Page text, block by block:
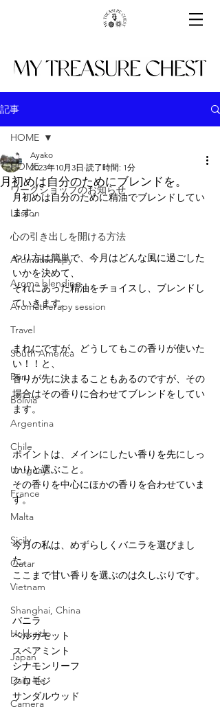
記事
HOME
ワークショップのお知らせ
Lesson
心の引き出しを開ける方法
Aromatherapy
Aroma blending
Aromatherapy session
Travel
South America
Peru
Bolivia
Argentina
Chile
Uruguay
France
Malta
Sicily
Qatar
Vietnam
Shanghai, China
Hokkaido
Japan
Daily life
Camera
HOME
月初めは自分のためにブレンドを。
Ayako
2023年10月3日 読了時間: 1分
月初めは自分のために精油でブレンドしてい
ます。
やり方は簡単で、今月はどんな風に過ごした
いかを決めて、
それにあった精油をチョイスし、ブレンドし
ていきます。
まれにですが、どうしてもこの香りが使いた
い！！と、
香りが先に決まることもあるのですが、その
場合はその香りに合わせてブレンドをしてい
ます。
ポイントは、メインにしたい香りを先にしっ
かりと選ぶこと。
その香りを中心にほかの香りを合わせていま
す。
今月の私は、めずらしくバニラを選びまし
た。
ここまで甘い香りを選ぶのは久しぶりです。
バニラ
ベルガモット
スペアミント
シナモンリーフ
クロモジ
サンダルウッド